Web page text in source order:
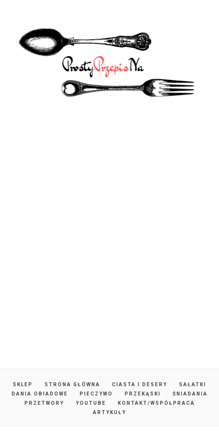
SKLEP STRONA GŁÓWNA CIASTA I DESERY
SAŁATKI
DANIA OBIADOWE
PIECZYWO PRZEKĄSKI
ŚNIADANIA
PRZETWORY
YOUTUBE
KONTAKT/WSPÓŁPRACA
ARTYKUŁY